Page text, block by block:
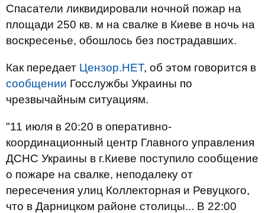
Спасатели ликвидировали ночной пожар на
площади 250 кв. м на свалке в Киеве в ночь на
воскресенье, обошлось без пострадавших.
Как передает Цензор.НЕТ, об этом говорится в
сообщении Госслужбы Украины по
чрезвычайным ситуациям.
"11 июля в 20:20 в оперативно-
координационный центр Главного управления
ДСНС Украины в г.Киеве поступило сообщение
о пожаре на свалке, неподалеку от
пересечения улиц Коллекторная и Ревуцкого,
что в Дарницком районе столицы... В 22:00